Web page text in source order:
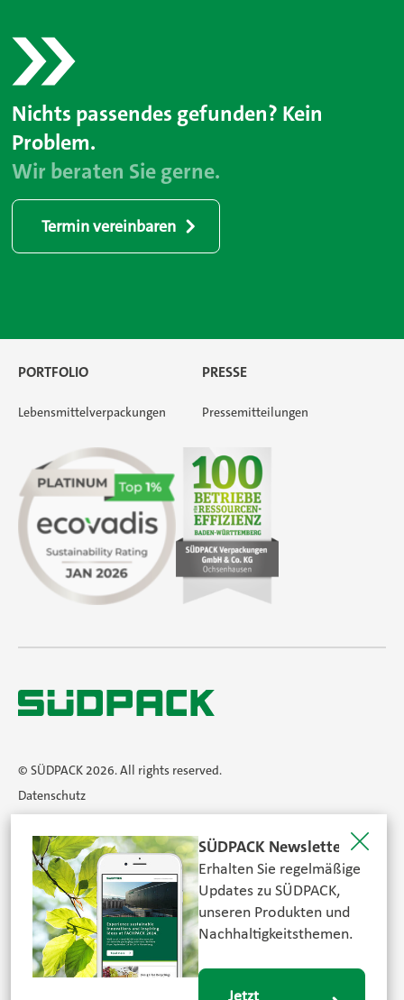
Nichts passendes gefunden? Kein
Problem.
Wir beraten Sie gerne.
Termin vereinbaren
PORTFOLIO
Lebensmittelverpackungen
PRESSE
Pressemitteilungen
© SÜDPACK 2026. All rights reserved.
Datenschutz
Impressum
Newsletter
Zertifikate
Karriere
Suche
SÜDPACK Newsletter
Erhalten Sie regelmäßige
Updates zu SÜDPACK,
unseren Produkten und
Nachhaltigkeitsthemen.
Jetzt